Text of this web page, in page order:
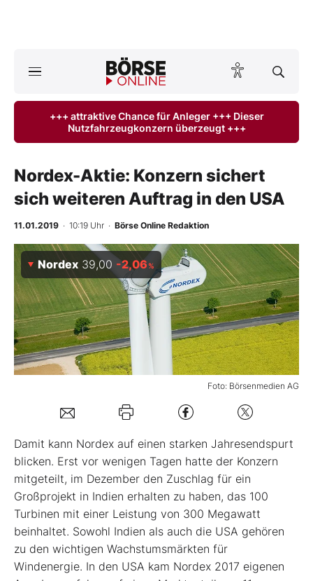
ktuelle Ausgabe BÖRSE ONLINE lesen
Anlageprodukte
Finanz-Check
BO-Musterdepots
Experten
Mein B:O
Kontakt
+++ attraktive Chance für Anleger +++ Dieser
Nutzfahrzeugkonzern überzeugt +++
Nordex-Aktie: Konzern sichert
sich weiteren Auftrag in den USA
11.01.2019 · 10:19 Uhr · Börse Online Redaktion
Foto: Börsenmedien AG
Nordex 39,00 -2,06 %
Damit kann Nordex auf einen starken Jahresendspurt
blicken. Erst vor wenigen Tagen hatte der Konzern
mitgeteilt, im Dezember den Zuschlag für ein
Großprojekt in Indien erhalten zu haben, das 100
Turbinen mit einer Leistung von 300 Megawatt
beinhaltet. Sowohl Indien als auch die USA gehören
zu den wichtigen Wachstumsmärkten für
Windenergie. In den USA kam Nordex 2017 eigenen